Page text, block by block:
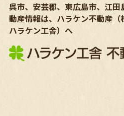
呉市、安芸郡、東広島市、江田
動産情報は、ハラケン不動産（
ハラケン工舎）へ